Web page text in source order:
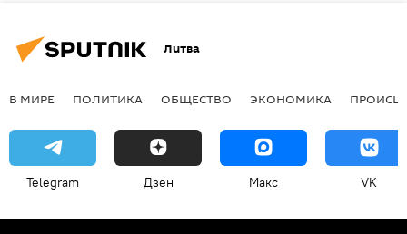
Литва
В МИРЕ ПОЛИТИКА ОБЩЕСТВО ЭКОНОМИКА
Telegram Дзен Макс VK